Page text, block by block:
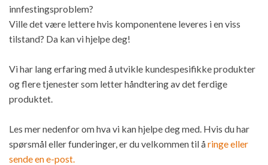
innfestingsproblem?
Ville det være lettere hvis komponentene leveres i en viss
tilstand? Da kan vi hjelpe deg!
Vi har lang erfaring med å utvikle kundespesifikke produkter
og flere tjenester som letter håndtering av det ferdige
produktet.
Les mer nedenfor om hva vi kan hjelpe deg med. Hvis du har
spørsmål eller funderinger, er du velkommen til åringe eller
sende en e-post.